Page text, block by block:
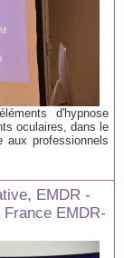
d'hypnose
oculaires, dans le
aux professionnels
EMDR -
EMDR-